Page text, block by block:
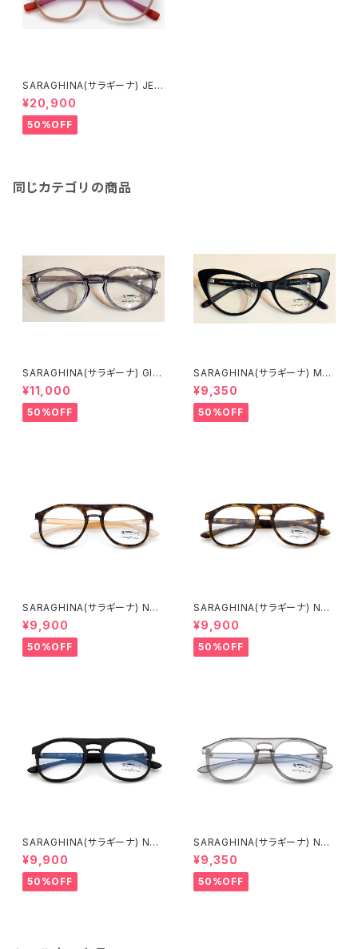
SARAGHINA(サラギーナ) JES
SY 76V(メガネフレーム)
¥20,900
50%OFF
同じカテゴリの商品
SARAGHINA(サラギーナ) GIL
DA53 261LV(メガネフレーム)
¥11,000
50%OFF
SARAGHINA(サラギーナ) MA
GALI 02V(メガネフレーム)
¥9,350
50%OFF
SARAGHINA(サラギーナ) NAN
DO VISTA 160V(メガネフレー
ム)
¥9,900
50%OFF
SARAGHINA(サラギーナ) NAN
DO VISTA 155V(メガネフレー
ム)
¥9,900
50%OFF
SARAGHINA(サラギーナ) NAN
DO VISTA 170V(メガネフレー
ム)
¥9,900
50%OFF
SARAGHINA(サラギーナ) NAN
DO VISTA 157V(メガネフレー
ム)
¥9,350
50%OFF